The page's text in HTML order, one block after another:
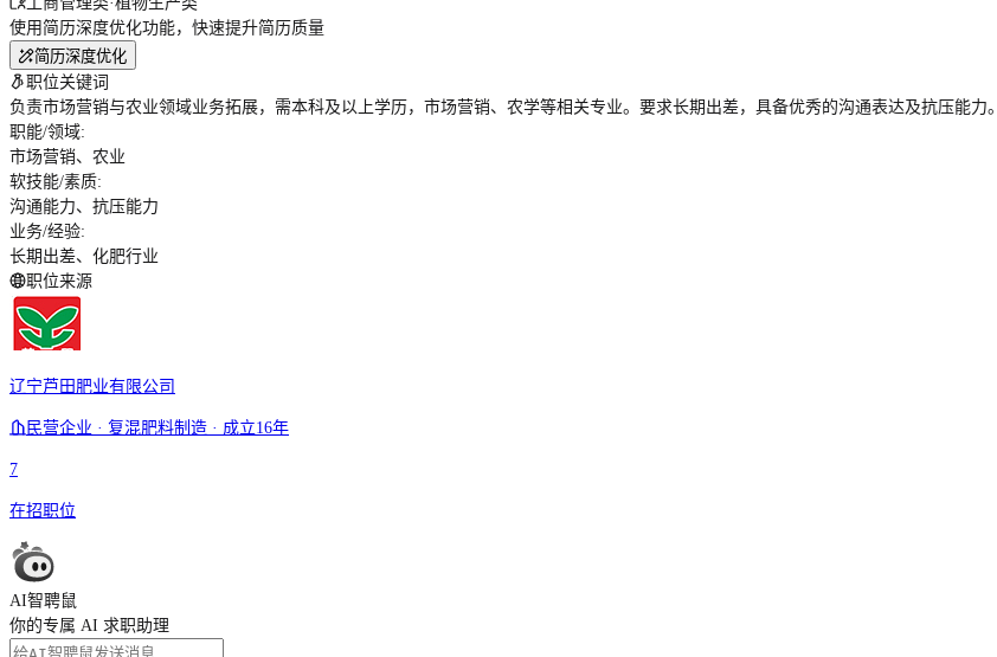
使用简历深度优化功能，快速提升简历质量
简历深度优化
职位关键词
负责市场营销与农业领域业务拓展，需本科及以上学历，市场营销、农学等相关专业。要求长期出差，具备优秀的沟通表达及抗压能力。
职能/领域:
市场营销、农业
软技能/素质:
沟通能力、抗压能力
业务/经验:
长期出差、化肥行业
职位来源
辽宁芦田肥业有限公司
民营企业 · 复混肥料制造 · 成立16年
7
在招职位
AI智聘鼠
你的专属 AI 求职助理